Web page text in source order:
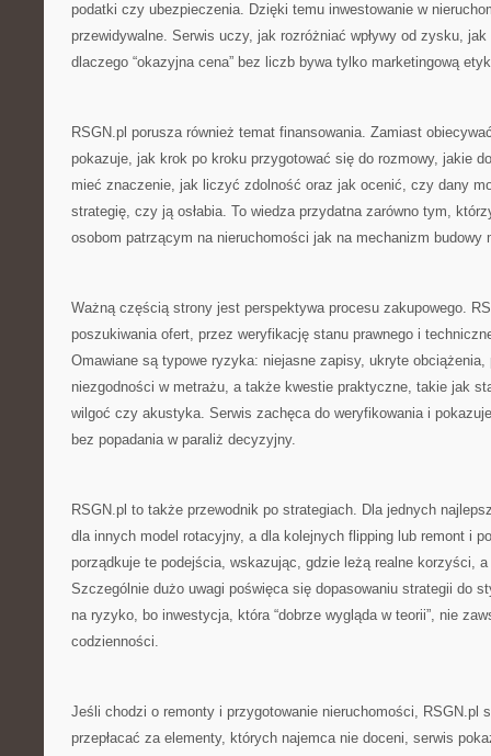
podatki czy ubezpieczenia. Dzięki temu inwestowanie w
przewidywalne. Serwis uczy, jak rozróżniać wpływy od zysku,
dlaczego “okazyjna cena” bez liczb bywa tylko marketingową
RSGN.pl porusza również temat finansowania. Zamiast
pokazuje, jak krok po kroku przygotować się do rozmowy, jakie
mieć znaczenie, jak liczyć zdolność oraz jak ocenić, czy dany
strategię, czy ją osłabia. To wiedza przydatna zarówno tym,
osobom patrzącym na nieruchomości jak na mechanizm budowy
Ważną częścią strony jest perspektywa procesu zakupowego.
poszukiwania ofert, przez weryfikację stanu prawnego i
Omawiane są typowe ryzyka: niejasne zapisy, ukryte
niezgodności w metrażu, a także kwestie praktyczne, takie jak
wilgoć czy akustyka. Serwis zachęca do weryfikowania i
bez popadania w paraliż decyzyjny.
RSGN.pl to także przewodnik po strategiach. Dla jednych
dla innych model rotacyjny, a dla kolejnych flipping lub remont i
porządkuje te podejścia, wskazując, gdzie leżą realne korzyści,
Szczególnie dużo uwagi poświęca się dopasowaniu strategii do
na ryzyko, bo inwestycja, która “dobrze wygląda w teorii”, nie
codzienności.
Jeśli chodzi o remonty i przygotowanie nieruchomości, RSGN.pl
przepłacać za elementy, których najemca nie doceni, serwis